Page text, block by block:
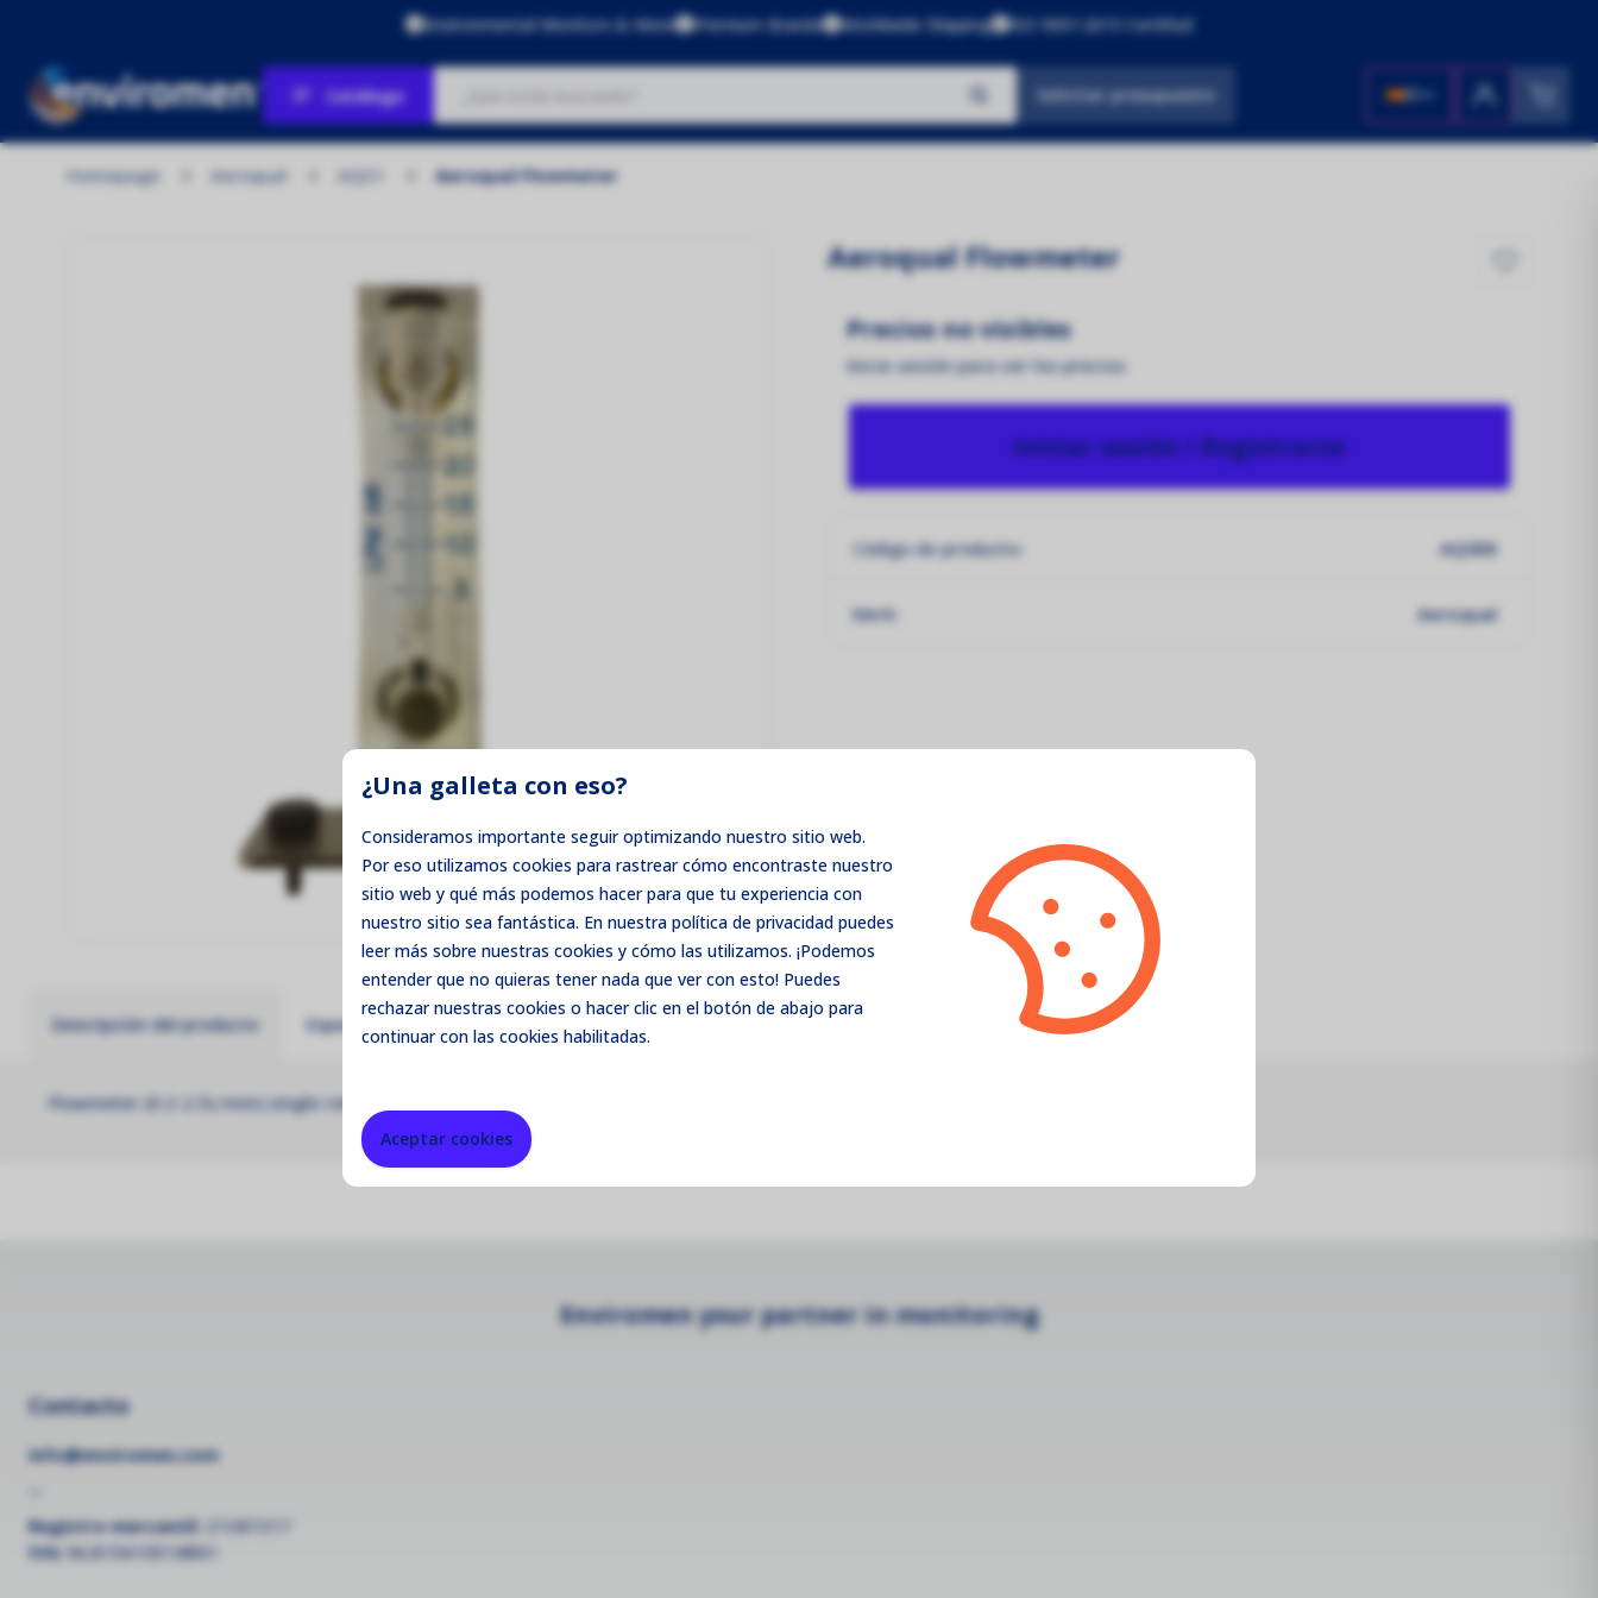
¿Una galleta con eso?
Consideramos importante seguir optimizando nuestro sitio web.
Por eso utilizamos cookies para rastrear cómo encontraste nuestro
sitio web y qué más podemos hacer para que tu experiencia con
nuestro sitio sea fantástica. En nuestra política de privacidad puedes
leer más sobre nuestras cookies y cómo las utilizamos. ¡Podemos
entender que no quieras tener nada que ver con esto! Puedes
rechazarnuestras cookies o hacer clic en el botón de abajo para
continuar con las cookies habilitadas.
Aceptar cookies
Environmental Monitors & More Premium Brands Worldwide Shipping ISO 9001:2015 Certified
Catálogo Solicitar presupuesto ES
No se encontraron productos
Homepage Aeroqual AQS1 Aeroqual Flowmeter
Aeroqual Flowmeter
Precios no visibles
Inicie sesión para ver los precios
Iniciar sesión / Registrarse
Código de producto: AQSR8
Merk: Aeroqual
Descripción del producto Especificaciones técnicas
Flowmeter (0.2-2.5L/min) single rotameter for checking PM flow rate
Enviromen your partner in monitoring
Contacto
info@enviromen.com
Registro mercantil: 27287217
IVA: NL815610518B01